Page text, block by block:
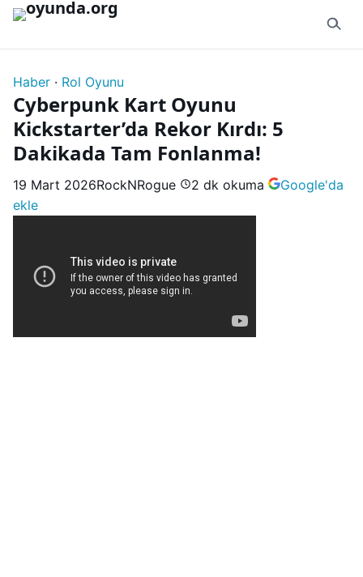
İçeriğe geç
Haber · Rol Oyunu
Cyberpunk Kart Oyunu
Kickstarter’da Rekor Kırdı: 5
Dakikada Tam Fonlanma!
19 Mart 2026RockNRogue 2 dk okuma
Google'da
ekle